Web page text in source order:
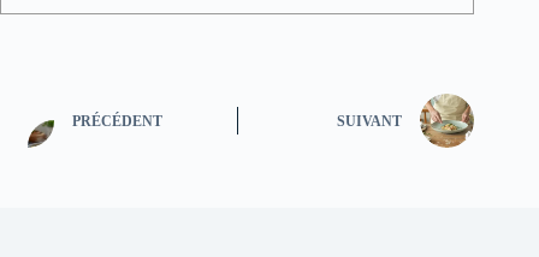
PRÉCÉDENT SUIVANT